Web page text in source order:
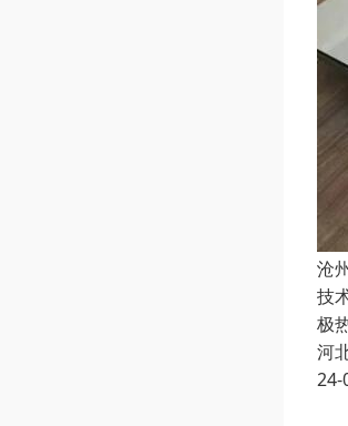
沧
技
极
河
24-